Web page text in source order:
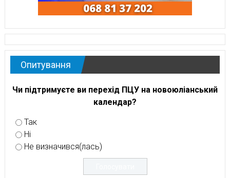
Опитування
Чи підтримуєте ви перехід ПЦУ на новоюліанський
календар?
Так
Ні
Не визначився(лась)